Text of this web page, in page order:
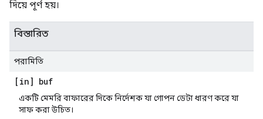
দিয়ে পূর্ণ হয়।
বিস্তারিত
পরামিতি
[in] buf
একটি মেমরি বাফারের দিকে নির্দেশক যা গোপন ডেটা ধারণ করে যা
সাফ করা উচিত।